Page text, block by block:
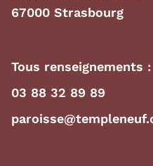
67000 Strasbourg
Tous renseignements :
03 88 32 89 89